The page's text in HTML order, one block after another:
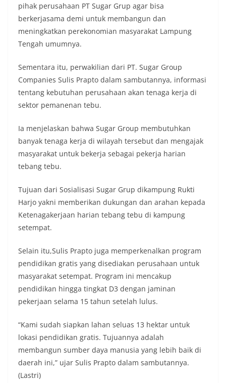
pihak perusahaan PT Sugar Grup agar bisa
berkerjasama demi untuk membangun dan
meningkatkan perekonomian masyarakat Lampung
Tengah umumnya.
Sementara itu, perwakilian dari PT. Sugar Group
Companies Sulis Prapto dalam sambutannya, informasi
tentang kebutuhan perusahaan akan tenaga kerja di
sektor pemanenan tebu.
Ia menjelaskan bahwa Sugar Group membutuhkan
banyak tenaga kerja di wilayah tersebut dan mengajak
masyarakat untuk bekerja sebagai pekerja harian
tebang tebu.
Tujuan dari Sosialisasi Sugar Grup dikampung Rukti
Harjo yakni memberikan dukungan dan arahan kepada
Ketenagakerjaan harian tebang tebu di kampung
setempat.
Selain itu,Sulis Prapto juga memperkenalkan program
pendidikan gratis yang disediakan perusahaan untuk
masyarakat setempat. Program ini mencakup
pendidikan hingga tingkat D3 dengan jaminan
pekerjaan selama 15 tahun setelah lulus.
“Kami sudah siapkan lahan seluas 13 hektar untuk
lokasi pendidikan gratis. Tujuannya adalah
membangun sumber daya manusia yang lebih baik di
daerah ini,” ujar Sulis Prapto dalam sambutannya.
(Lastri)